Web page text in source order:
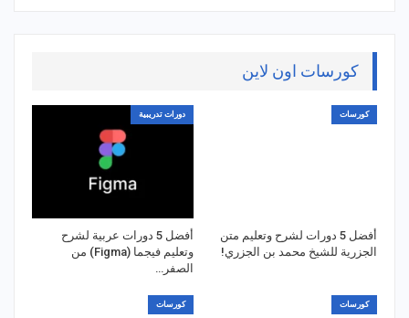
كورسات اون لاين
كورسات
أفضل 5 دورات لشرح وتعليم متن
الجزرية للشيخ محمد بن الجزري!
دورات تدريبية
أفضل 5 دورات عربية لشرح
وتعليم فيجما (Figma) من
الصفر…
كورسات كورسات